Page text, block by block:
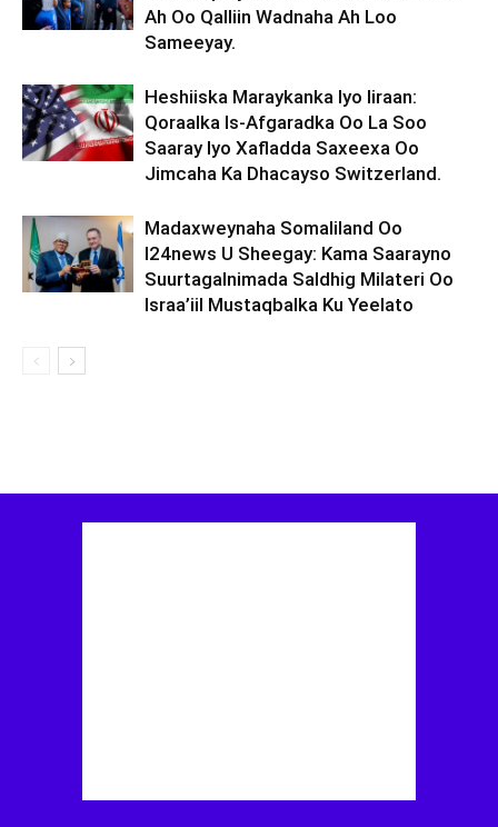
Ah Oo Qalliin Wadnaha Ah Loo
Sameeyay.
Heshiiska Maraykanka Iyo Iiraan:
Qoraalka Is-Afgaradka Oo La Soo
Saaray Iyo Xafladda Saxeexa Oo
Jimcaha Ka Dhacayso Switzerland.
Madaxweynaha Somaliland Oo
I24news U Sheegay: Kama Saarayno
Suurtagalnimada Saldhig Milateri Oo
Israa’iil Mustaqbalka Ku Yeelato